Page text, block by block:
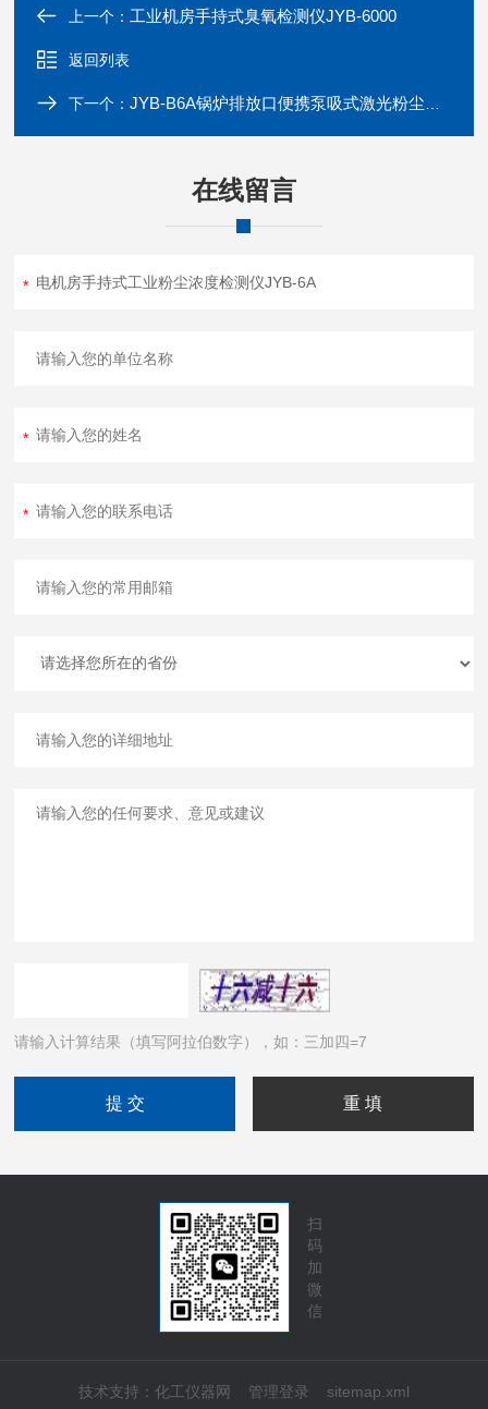
上一个： 工业机房手持式臭氧检测仪JYB-6000
返回列表
下一个：JYB-B6A锅炉排放口便携泵吸式激光粉尘测定仪
在线留言
请输入计算结果（填写阿拉伯数字），如：三加四=7
扫
码
加
微
信
技术支持： 化工仪器网 管理登录 sitemap.xml